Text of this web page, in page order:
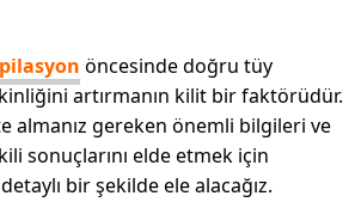
öncesinde doğru tüy
artırmanın kilit bir faktörüdür.
almanız gereken önemli bilgileri ve
sonuçlarını elde etmek için
detaylı bir şekilde ele alacağız.